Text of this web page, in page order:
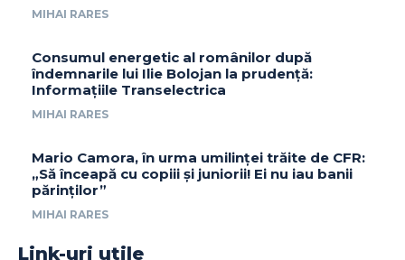
MIHAI RARES
Consumul energetic al românilor după
îndemnarile lui Ilie Bolojan la prudență:
Informațiile Transelectrica
MIHAI RARES
Mario Camora, în urma umilinței trăite de CFR:
„Să înceapă cu copiii și juniorii! Ei nu iau banii
părinților”
MIHAI RARES
Link-uri utile